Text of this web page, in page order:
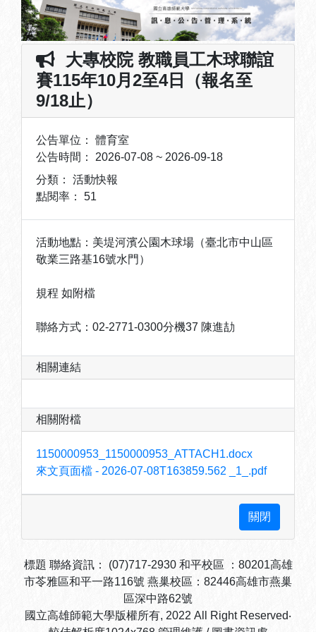
大專校院 教職員工木球聯誼
賽115年10月2至4日（報名至
9/18止）
公告單位： 體育室
公告時間： 2026-07-08 ~ 2026-09-18
分類： 活動快報
點閱率： 51
活動地點：美堤河濱公園木球場（臺北市中山區
敬業三路基16號水門）
規程 如附檔
聯絡方式：02-2771-0300分機37 陳進劼
相關連結
相關附檔
1150000953_1150000953_ATTACH1.docx
來文頁面檔 - 2026-07-08T163859.562 _1_.pdf
標題 聯絡資訊： (07)717-2930 和平校區 ：80201高雄
市苓雅區和平一路116號 燕巢校區：82446高雄市燕巢
區深中路62號
國立高雄師範大學版權所有, 2022 All Right Reserved‧